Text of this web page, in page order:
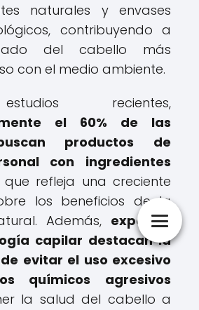
naturales y envases
contribuyendo a
del cabello más
con el medio ambiente.
recientes,
el 60% de las
productos de
con ingredientes
refleja una creciente
los beneficios de la
Además, expertos
capilar destacan la
evitar el uso excesivo
químicos agresivos
la salud del cabello a